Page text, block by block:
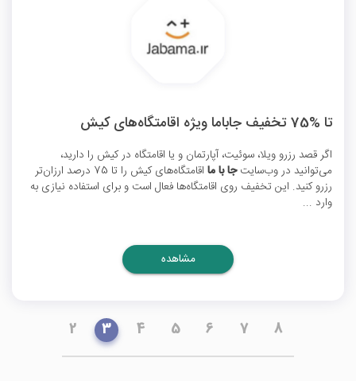
تا %75 تخفیف جاباما ویژه اقامتگاه‌های کیش
اگر قصد رزرو ویلا، سوئیت، آپارتمان و یا اقامتگاه در کیش را دارید،
می‌توانید در وب‌سایتجا با ما
اقامتگاه‌های کیش را تا 75 درصد ارزان‌تر
رزرو کنید. این تخفیف روی اقامتگاه‌ها فعال است و برای استفاده نیازی به
وارد ...
مشاهده
2 3 4 5 6 7 8